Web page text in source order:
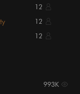
12
12
12
993K